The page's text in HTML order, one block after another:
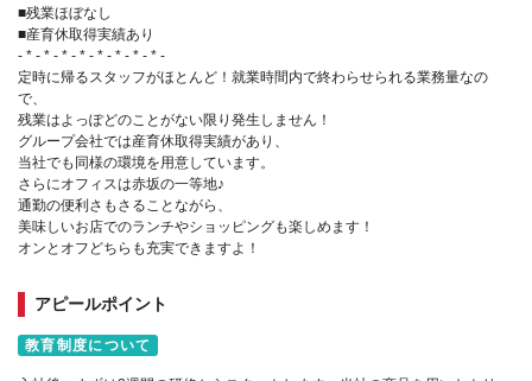
■残業ほぼなし
■産育休取得実績あり
- * - * - * - * - * - * - * - * -
定時に帰るスタッフがほとんど！就業時間内で終わらせられる業務量なの
で、
残業はよっぽどのことがない限り発生しません！
グループ会社では産育休取得実績があり、
当社でも同様の環境を用意しています。
さらにオフィスは赤坂の一等地♪
通勤の便利さもさることながら、
美味しいお店でのランチやショッピングも楽しめます！
オンとオフどちらも充実できますよ！
アピールポイント
教育制度について